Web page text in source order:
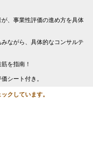
、事業性評価の進め方を具体
ながら、具体的なコンサルテ
を指南！
シート付き。
クしています。